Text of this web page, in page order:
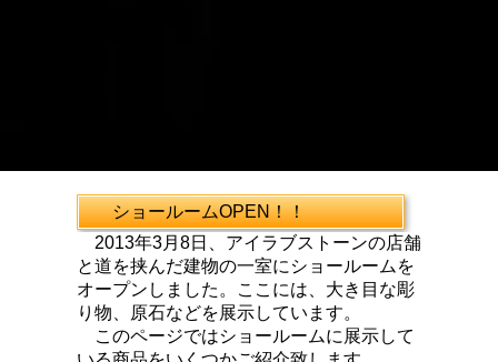
ショールームOPEN！！
2013年3月8日、アイラブストーンの店舗
と道を挟んだ建物の一室にショールームを
オープンしました。ここには、大き目な彫
り物、原石などを展示しています。
このページではショールームに展示して